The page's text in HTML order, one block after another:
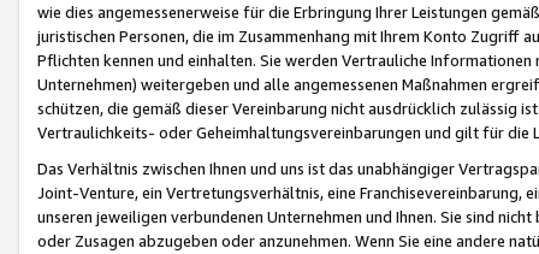
wie dies angemessenerweise für die Erbringung Ihrer Leistungen
juristischen Personen, die im Zusammenhang mit Ihrem Konto
Pflichten kennen und einhalten. Sie werden Vertrauliche
Unternehmen) weitergeben und alle angemessenen Maßnahmen
schützen, die gemäß dieser Vereinbarung nicht ausdrücklich zulässig
Vertraulichkeits- oder Geheimhaltungsvereinbarungen und gilt für die
Das Verhältnis zwischen Ihnen und uns ist das unabhängiger
Joint-Venture, ein Vertretungsverhältnis, eine Franchisevereinbarung,
unseren jeweiligen verbundenen Unternehmen und Ihnen. Sie sind
oder Zusagen abzugeben oder anzunehmen. Wenn Sie eine andere